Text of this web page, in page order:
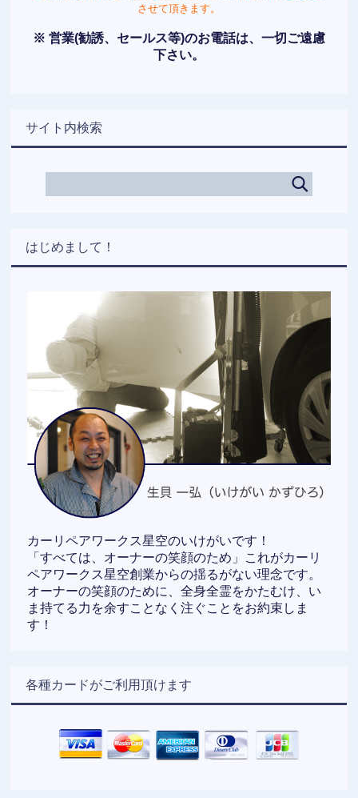
させて頂きます。
※ 営業(勧誘、セールス等)のお電話は、一切ご遠慮
下さい。
サイト内検索
はじめまして！
カーリペアワークス星空のいけがいです！
「すべては、オーナーの笑顔のため」これがカーリ
ペアワークス星空創業からの揺るがない理念です。
オーナーの笑顔のために、全身全霊をかたむけ、い
ま持てる力を余すことなく注ぐことをお約束しま
す！
各種カードがご利用頂けます